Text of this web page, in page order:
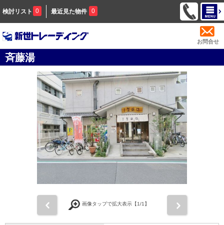
検討リスト 0 最近見た物件 0
お問合せ
斉藤湯
画像タップで拡大表示【1/1】